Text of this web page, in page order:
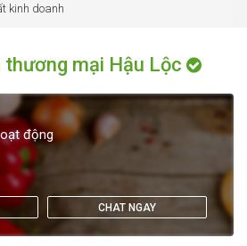
kinh doanh
thương mại Hậu Lộc
động
CHAT NGAY